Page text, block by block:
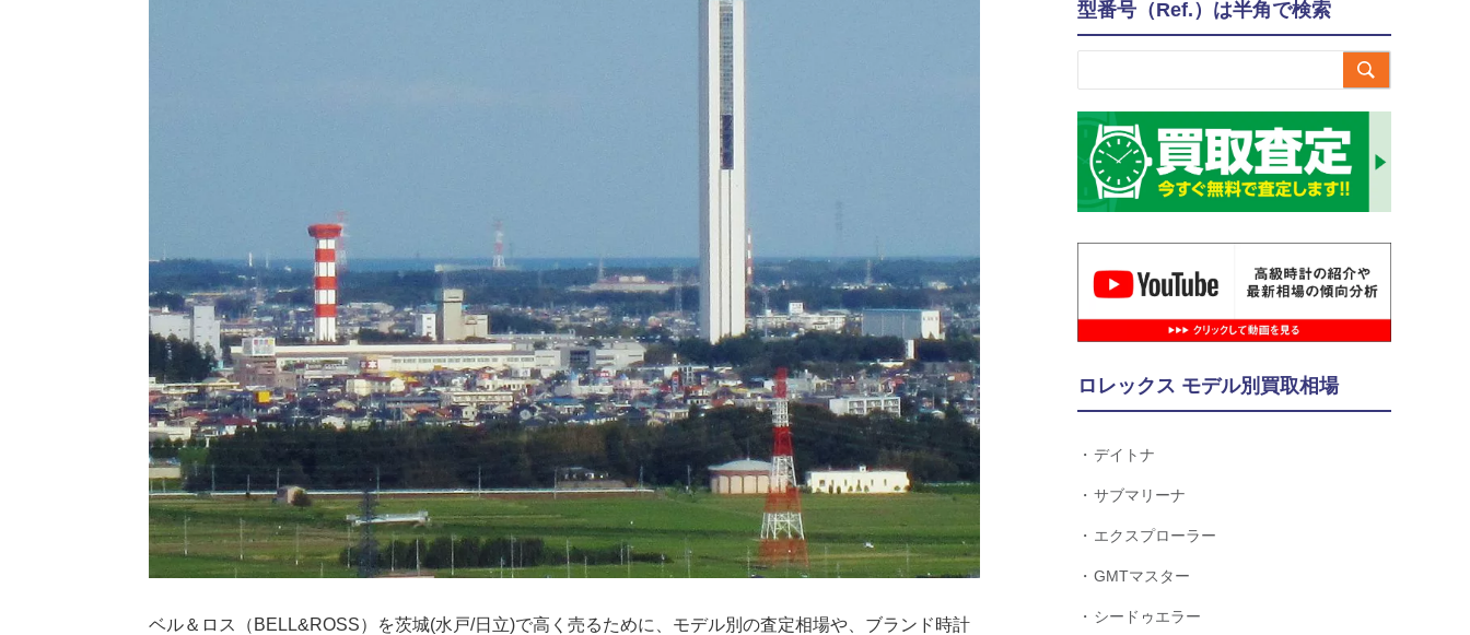
ベル＆ロス（BELL&ROSS）を茨城(水戸/日立)で高く売るために、モデル別の査定相場や、ブランド時計
型番号（Ref.）は半角で検索

ロレックス モデル別買取相場
デイトナ
サブマリーナ
エクスプローラー
GMTマスター
シードゥエラー